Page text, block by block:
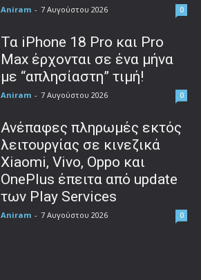
Aniram - 7 Αυγούστου 2026 0
Τα iPhone 18 Pro και Pro
Max έρχονται σε ένα μήνα
με “απλησίαστη” τιμή!
Aniram - 7 Αυγούστου 2026 0
Ανέπαφες πληρωμές εκτός
λειτουργίας σε κινεζικά
Xiaomi, Vivo, Oppo και
OnePlus έπειτα από update
των Play Services
Aniram - 7 Αυγούστου 2026 0